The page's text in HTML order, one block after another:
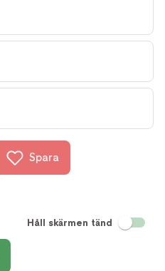
Spara
Håll skärmen tänd